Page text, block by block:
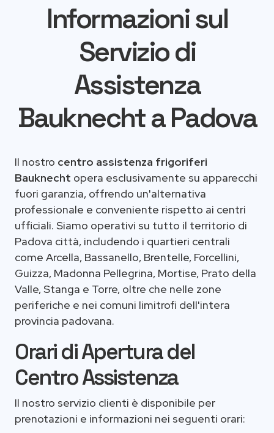
Informazioni sul
Servizio di
Assistenza
Bauknecht a Padova
Il nostro centro assistenza frigoriferi
Bauknecht opera esclusivamente su apparecchi
fuori garanzia, offrendo un'alternativa
professionale e conveniente rispetto ai centri
ufficiali. Siamo operativi su tutto il territorio di
Padova città, includendo i quartieri centrali
come Arcella, Bassanello, Brentelle, Forcellini,
Guizza, Madonna Pellegrina, Mortise, Prato della
Valle, Stanga e Torre, oltre che nelle zone
periferiche e nei comuni limitrofi dell'intera
provincia padovana.
Orari di Apertura del
Centro Assistenza
Il nostro servizio clienti è disponibile per
prenotazioni e informazioni nei seguenti orari: